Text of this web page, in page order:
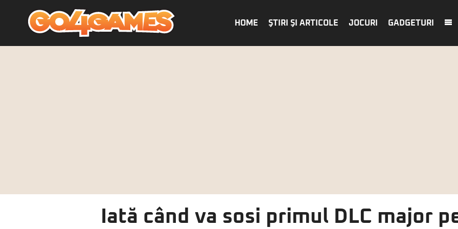
HOME ŞTIRI ŞI ARTICOLE JOCURI GADGETURI
Iată când va sosi primul DLC major